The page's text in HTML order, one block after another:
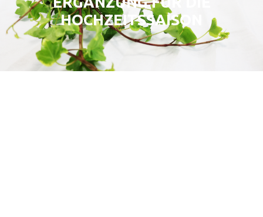
HOCHZEITSSAISON